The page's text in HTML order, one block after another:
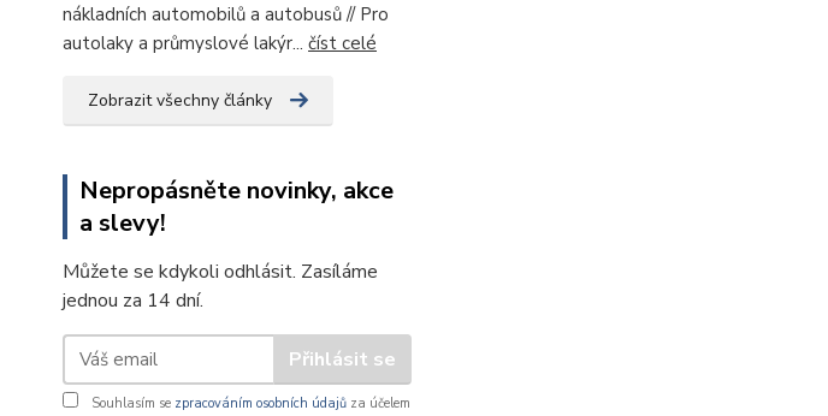
nákladních automobilů a autobusů // Pro
autolaky a průmyslové lakýr... číst celé
Zobrazit všechny články
Nepropásněte novinky, akce
a slevy!
Můžete se kdykoli odhlásit. Zasíláme
jednou za 14 dní.
Přihlásit se
Souhlasím se zpracováním osobních údajů za účelem